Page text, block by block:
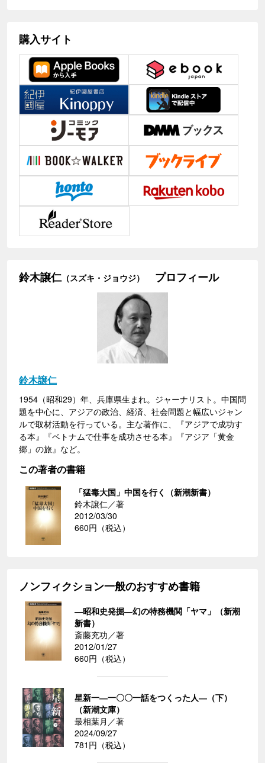
購入サイト
鈴木譲仁（スズキ・ジョウジ） プロフィール
鈴木譲仁
1954（昭和29）年、兵庫県生まれ。ジャーナリスト。中国問
題を中心に、アジアの政治、経済、社会問題と幅広いジャン
ルで取材活動を行っている。主な著作に、『アジアで成功す
る本』『ベトナムで仕事を成功させる本』『アジア「黄金
郷」の旅』など。
この著者の書籍
「猛毒大国」中国を行く（新潮新書）
鈴木譲仁／著
2012/03/30
660円（税込）
ノンフィクション一般のおすすめ書籍
―昭和史発掘―幻の特務機関「ヤマ」（新潮
新書）
斎藤充功／著
2012/01/27
660円（税込）
星新一―一〇〇一話をつくった人―（下）
（新潮文庫）
最相葉月／著
2024/09/27
781円（税込）